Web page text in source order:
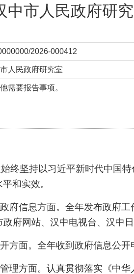
中市人民政府研
2026-000412
人民政府研究室
需要报告事项。
终坚持以习近平新时代中国
和实效。
府信息方面。 全年发布政府工
政府网站、汉中电视台、汉中
方面。 全年收到政府信息公开
理方面。 认真贯彻落实 《中